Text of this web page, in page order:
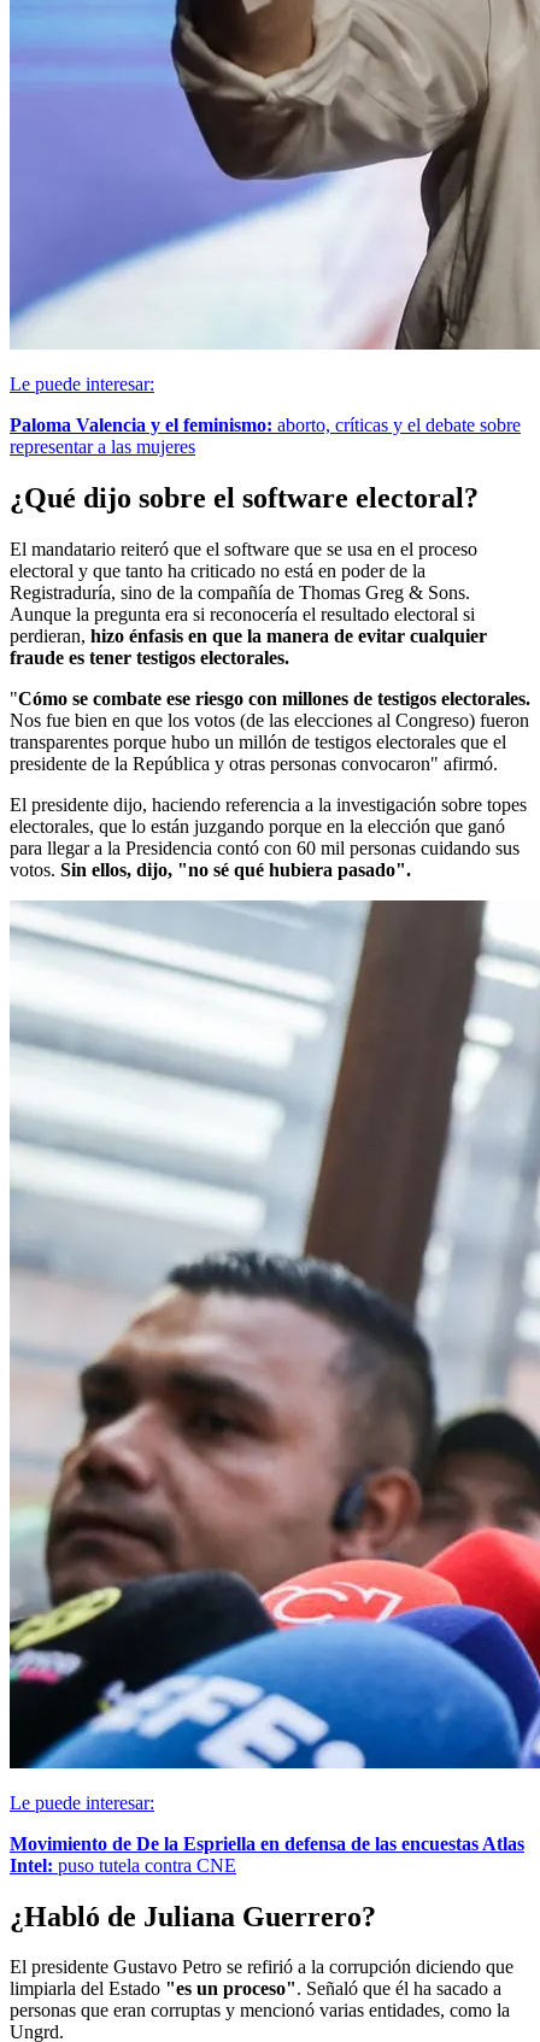
Le puede interesar:
Paloma Valencia y el feminismo: aborto, críticas y el debate sobre
representar a las mujeres
¿Qué dijo sobre el software electoral?
El mandatario reiteró que el software que se usa en el proceso
electoral y que tanto ha criticado no está en poder de la
Registraduría, sino de la compañía de Thomas Greg & Sons.
Aunque la pregunta era si reconocería el resultado electoral si
perdieran, hizo énfasis en que la manera de evitar cualquier
fraude es tener testigos electorales.
"Cómo se combate ese riesgo con millones de testigos electorales.
Nos fue bien en que los votos (de las elecciones al Congreso) fueron
transparentes porque hubo un millón de testigos electorales que el
presidente de la República y otras personas convocaron" afirmó.
El presidente dijo, haciendo referencia a la investigación sobre topes
electorales, que lo están juzgando porque en la elección que ganó
para llegar a la Presidencia contó con 60 mil personas cuidando sus
votos. Sin ellos, dijo, "no sé qué hubiera pasado".
Le puede interesar:
Movimiento de De la Espriella en defensa de las encuestas Atlas
Intel: puso tutela contra CNE
¿Habló de Juliana Guerrero?
El presidente Gustavo Petro se refirió a la corrupción diciendo que
limpiarla del Estado "es un proceso". Señaló que él ha sacado a
personas que eran corruptas y mencionó varias entidades, como la
Ungrd.